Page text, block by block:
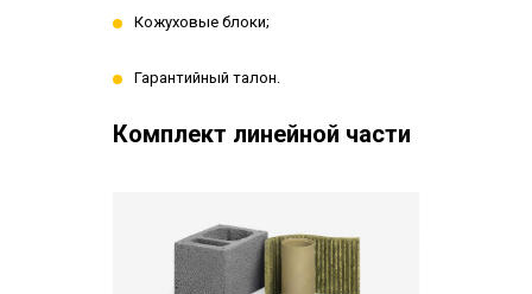
Кожуховые блоки;
Гарантийный талон.
Комплект линейной части